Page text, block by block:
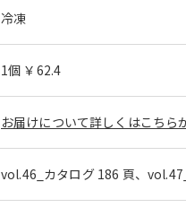
冷凍
1個 ￥62.4
お届けについて詳しくはこちら
vol.46_カタログ 186 頁、